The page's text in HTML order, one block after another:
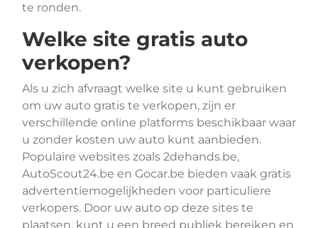
te ronden.
Welke site gratis auto
verkopen?
Als u zich afvraagt welke site u kunt gebruiken
om uw auto gratis te verkopen, zijn er
verschillende online platforms beschikbaar waar
u zonder kosten uw auto kunt aanbieden.
Populaire websites zoals 2dehands.be,
AutoScout24.be en Gocar.be bieden vaak gratis
advertentiemogelijkheden voor particuliere
verkopers. Door uw auto op deze sites te
plaatsen, kunt u een breed publiek bereiken en